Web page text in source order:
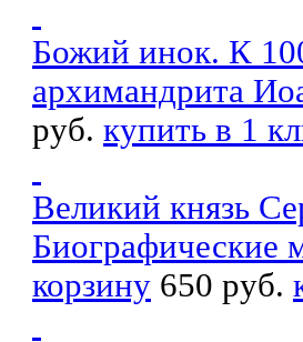
Божий инок. К
архимандрита
руб. купить в 1
Великий князь
Биографические
корзину 650 руб.